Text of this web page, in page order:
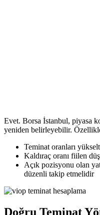
Evet. Borsa İstanbul, piyasa
yeniden belirleyebilir.
Teminat oranları
Kaldıraç oranı fiilen
Açık pozisyonu olan
düzenli takip etmelidir
Doğru Teminat